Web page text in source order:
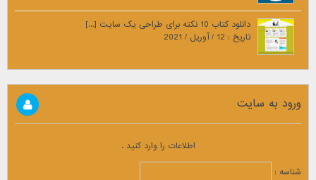
دانلود کتاب 10 نکته برای طراحی یک سایت [...]
تاریخ : 12 / آوریل / 2021
ورود به سایت
اطلاعات را وارد کنید .
شناسه :